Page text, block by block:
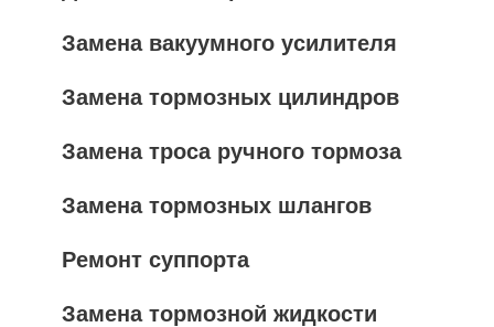
Замена вакуумного усилителя
Замена тормозных цилиндров
Замена троса ручного тормоза
Замена тормозных шлангов
Ремонт суппорта
Замена тормозной жидкости